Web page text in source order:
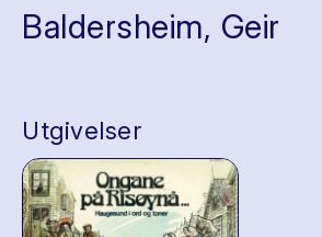
Baldersheim, Geir
Utgivelser